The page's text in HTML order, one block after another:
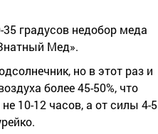
градусов недобор меда
Мед».
но в этот раз и
более 45-50%, что
10-12 часов, а от силы 4-5